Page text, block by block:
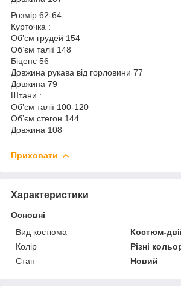
Розмір 62-64:
Курточка :
Обʼєм грудей 154
Обʼєм талії 148
Біцепс 56
Довжина рукава від горловини 77
Довжина 79
Штани :
Обʼєм талії 100-120
Обʼєм стегон 144
Довжина 108
Приховати
Характеристики
Основні
Вид костюма
Костюм-
Колір
Різні
Стан
Новий